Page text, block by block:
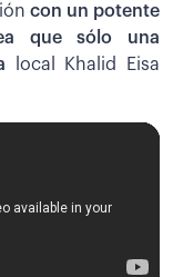
con un potente
que sólo una
local Khalid Eisa